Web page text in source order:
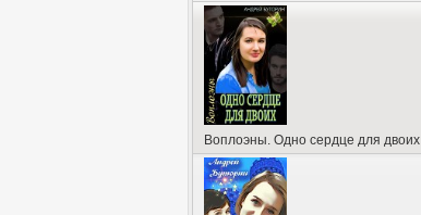
Воплоэны. Одно сердце для двоих